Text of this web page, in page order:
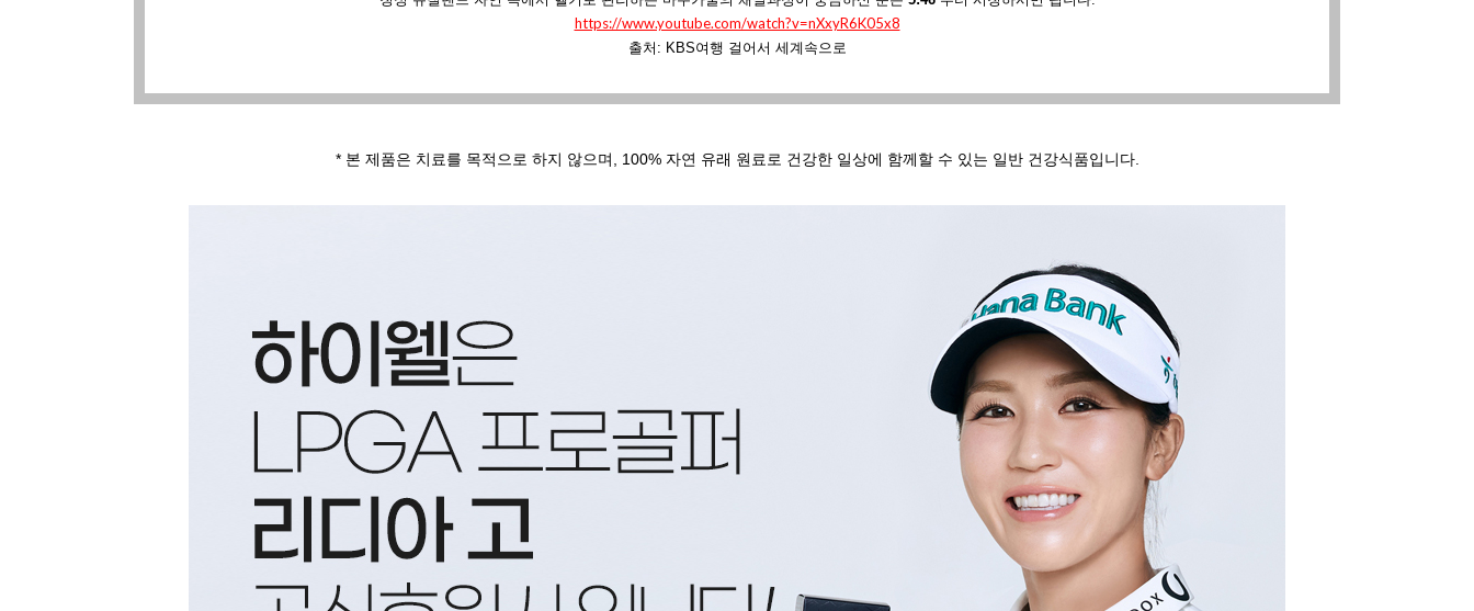
https://www.youtube.com/watch?v=nXxyR6K05x8
출처: KBS여행 걸어서 세계속으로
* 본 제품은 치료를 목적으로 하지 않으며, 100% 자연 유래 원료로 건강한 일상에 함께할 수 있는 일반 건강식품입니다.